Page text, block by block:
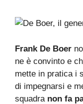
Frank De Boer
ne è convinto e
mette in pratica i
di impegnarsi e
squadra non fa